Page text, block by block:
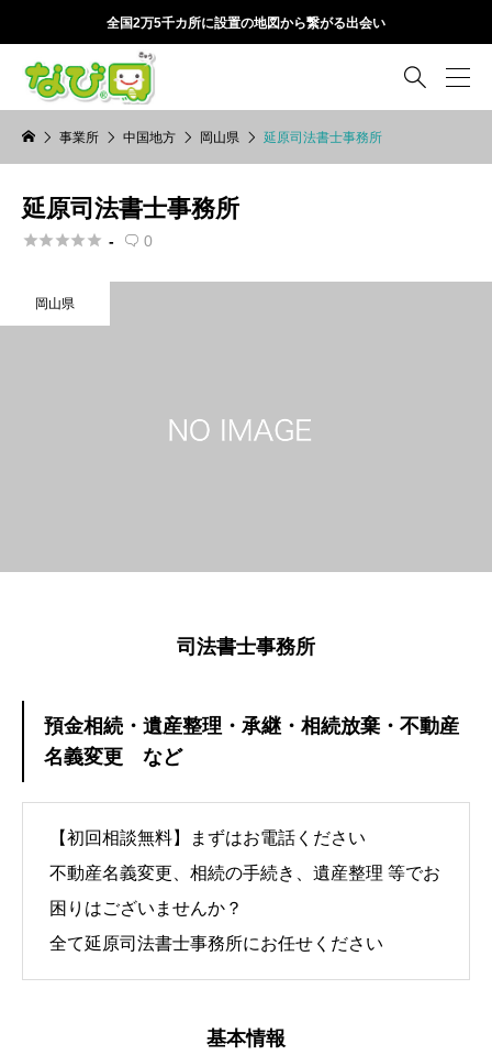
全国2万5千カ所に設置の地図から繋がる出会い

事業所 中国地方 岡山県 延原司法書士事務所
延原司法書士事務所
 -  0
岡山県
司法書士事務所
預金相続・遺産整理・承継・相続放棄・不動産
名義変更 など
【初回相談無料】まずはお電話ください
不動産名義変更、相続の手続き、遺産整理 等でお
困りはございませんか？
全て延原司法書士事務所にお任せください
基本情報